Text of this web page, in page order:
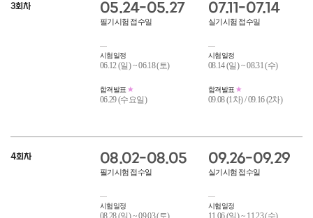
3회차 05.24-05.27
필기시험 접수일
시험일정
06.12 (일) ~ 06.18 (토)
합격발표
06.29 (수요일)
07.11-07.14
실기시험 접수일
시험일정
08.14 (일) ~ 08.31 (수)
합격발표
09.08 (1차) / 09.16 (2차)
4회차 08.02-08.05
필기시험 접수일
시험일정
08.28 (일) ~ 09.03 (토)
09.26-09.29
실기시험 접수일
시험일정
11.06 (일) ~ 11.23 (수)